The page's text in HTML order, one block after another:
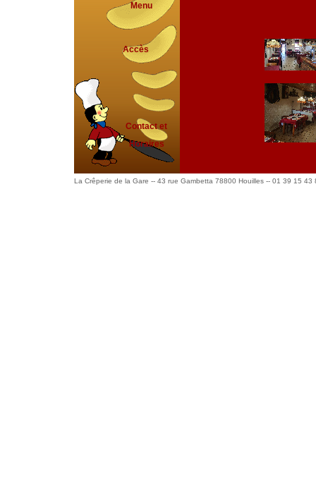
Menu
Accès
Contact et
Horaires
La Crêperie de la Gare -- 43 rue Gambetta 78800 Houilles -- 01 39 15 43